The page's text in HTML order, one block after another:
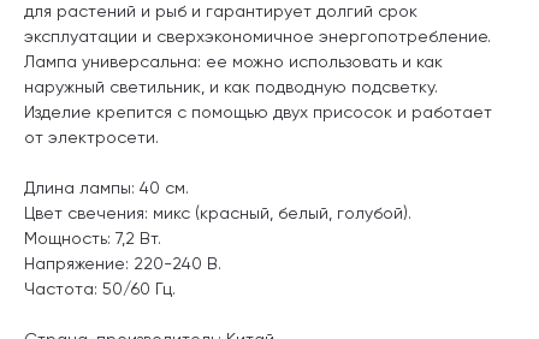
для растений и рыб и гарантирует долгий срок
эксплуатации и сверхэкономичное энергопотребление.
Лампа универсальна: ее можно использовать и как
наружный светильник, и как подводную подсветку.
Изделие крепится с помощью двух присосок и работает
от электросети.
Длина лампы: 40 см.
Цвет свечения: микс (красный, белый, голубой).
Мощность: 7,2 Вт.
Напряжение: 220-240 В.
Частота: 50/60 Гц.